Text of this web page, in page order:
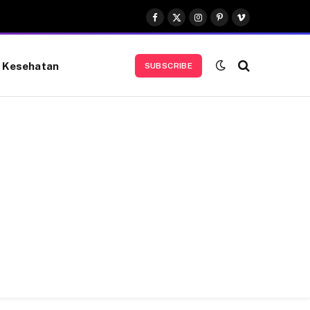
Facebook
X
(Twitter)
Instagram
Pinterest
Vimeo
Kesehatan SUBSCRIBE